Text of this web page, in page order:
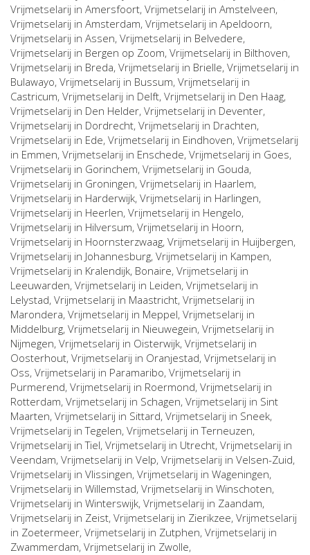
Vrijmetselarij in Amersfoort, Vrijmetselarij in Amstelveen,
Vrijmetselarij in Amsterdam, Vrijmetselarij in Apeldoorn,
Vrijmetselarij in Assen, Vrijmetselarij in Belvedere,
Vrijmetselarij in Bergen op Zoom, Vrijmetselarij in Bilthoven,
Vrijmetselarij in Breda, Vrijmetselarij in Brielle, Vrijmetselarij in
Bulawayo, Vrijmetselarij in Bussum, Vrijmetselarij in
Castricum, Vrijmetselarij in Delft, Vrijmetselarij in Den Haag,
Vrijmetselarij in Den Helder, Vrijmetselarij in Deventer,
Vrijmetselarij in Dordrecht, Vrijmetselarij in Drachten,
Vrijmetselarij in Ede, Vrijmetselarij in Eindhoven, Vrijmetselarij
in Emmen, Vrijmetselarij in Enschede, Vrijmetselarij in Goes,
Vrijmetselarij in Gorinchem, Vrijmetselarij in Gouda,
Vrijmetselarij in Groningen, Vrijmetselarij in Haarlem,
Vrijmetselarij in Harderwijk, Vrijmetselarij in Harlingen,
Vrijmetselarij in Heerlen, Vrijmetselarij in Hengelo,
Vrijmetselarij in Hilversum, Vrijmetselarij in Hoorn,
Vrijmetselarij in Hoornsterzwaag, Vrijmetselarij in Huijbergen,
Vrijmetselarij in Johannesburg, Vrijmetselarij in Kampen,
Vrijmetselarij in Kralendijk, Bonaire, Vrijmetselarij in
Leeuwarden, Vrijmetselarij in Leiden, Vrijmetselarij in
Lelystad, Vrijmetselarij in Maastricht, Vrijmetselarij in
Marondera, Vrijmetselarij in Meppel, Vrijmetselarij in
Middelburg, Vrijmetselarij in Nieuwegein, Vrijmetselarij in
Nijmegen, Vrijmetselarij in Oisterwijk, Vrijmetselarij in
Oosterhout, Vrijmetselarij in Oranjestad, Vrijmetselarij in
Oss, Vrijmetselarij in Paramaribo, Vrijmetselarij in
Purmerend, Vrijmetselarij in Roermond, Vrijmetselarij in
Rotterdam, Vrijmetselarij in Schagen, Vrijmetselarij in Sint
Maarten, Vrijmetselarij in Sittard, Vrijmetselarij in Sneek,
Vrijmetselarij inTegelen, Vrijmetselarij inTerneuzen,
Vrijmetselarij inTiel, Vrijmetselarij in Utrecht, Vrijmetselarij in
Veendam, Vrijmetselarij in Velp, Vrijmetselarij in Velsen-Zuid,
Vrijmetselarij in Vlissingen, Vrijmetselarij in Wageningen,
Vrijmetselarij in Willemstad, Vrijmetselarij in Winschoten,
Vrijmetselarij in Winterswijk, Vrijmetselarij in Zaandam,
Vrijmetselarij in Zeist, Vrijmetselarij in Zierikzee, Vrijmetselarij
in Zoetermeer, Vrijmetselarij in Zutphen, Vrijmetselarij in
Zwammerdam, Vrijmetselarij in Zwolle,